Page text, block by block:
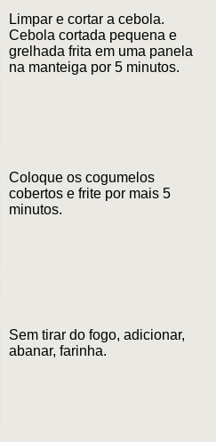
Limpar e cortar a cebola.
Cebola cortada pequena e
grelhada frita em uma panela
na manteiga por 5 minutos.
Coloque os cogumelos
cobertos e frite por mais 5
minutos.
Sem tirar do fogo, adicionar,
abanar, farinha.